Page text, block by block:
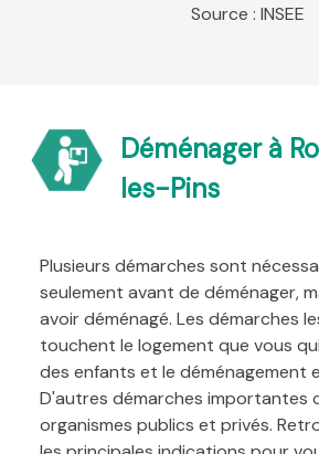
Source : INSEE
Déménager à
les-Pins
Plusieurs démarches sont
seulement avant de déménager,
avoir déménagé. Les démarches
touchent le logement que vous
des enfants et le déménagement
D'autres démarches importantes
organismes publics et privés.